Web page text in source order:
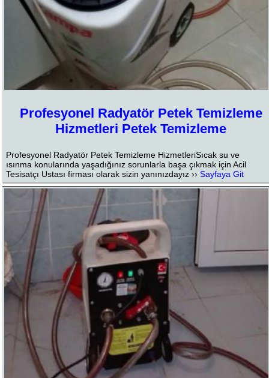
Profesyonel Radyatör Petek Temizleme
Hizmetleri Petek Temizleme
Profesyonel Radyatör Petek Temizleme HizmetleriSıcak su ve
ısınma konularında yaşadığınız sorunlarla başa çıkmak için Acil
Tesisatçı Ustası firması olarak sizin yanınızdayız ››Sayfaya Git